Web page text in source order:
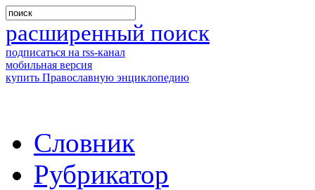
расширенный поиск
подписаться на rss-канал
мобильная версия
купить Православную энциклопедию
Словник
Рубрикатор